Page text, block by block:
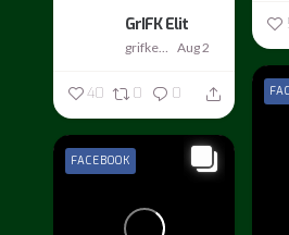
GrIFK Elit
Aug 2
40 0 0
FACEBOOK